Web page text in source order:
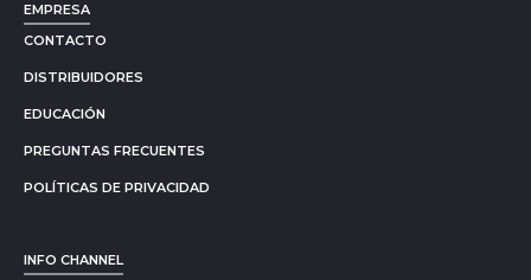
EMPRESA
CONTACTO
DISTRIBUIDORES
EDUCACIÓN
PREGUNTAS FRECUENTES
POLÍTICAS DE PRIVACIDAD
INFO CHANNEL